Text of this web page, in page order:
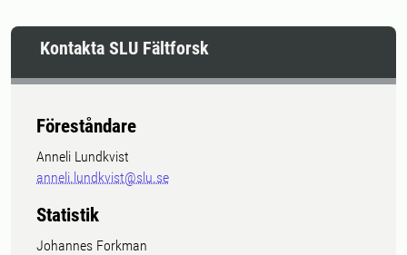
Kontakta SLU Fältforsk
Föreståndare
Anneli Lundkvist
anneli.lundkvist@slu.se
Statistik
Johannes Forkman